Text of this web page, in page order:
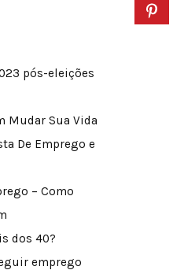
pós-eleições
Mudar Sua Vida
De Emprego e
– Como
dos 40?
emprego